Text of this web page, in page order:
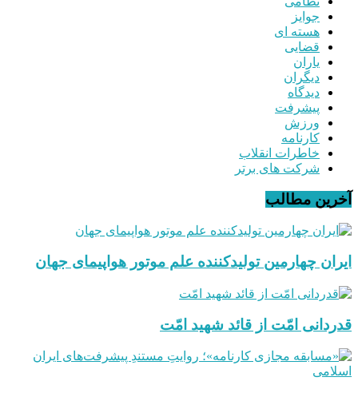
جوایز
هسته ای
قضایی
یاران
دیگران
دیدگاه
پیشرفت
ورزش
کارنامه
خاطرات انقلاب
شرکت های برتر
آخرین مطالب
ایران چهارمین تولیدکننده علم موتور هواپیمای جهان
قدردانی امّت از قائد شهید امّت